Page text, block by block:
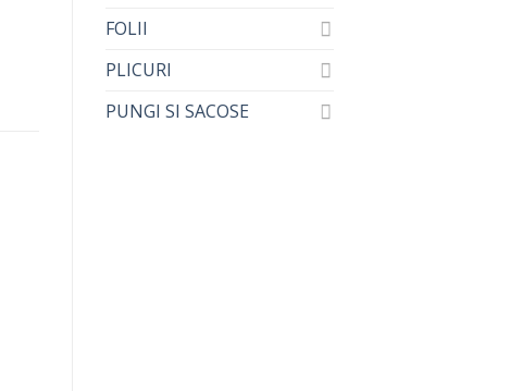
FOLII
PLICURI
PUNGI SI SACOSE